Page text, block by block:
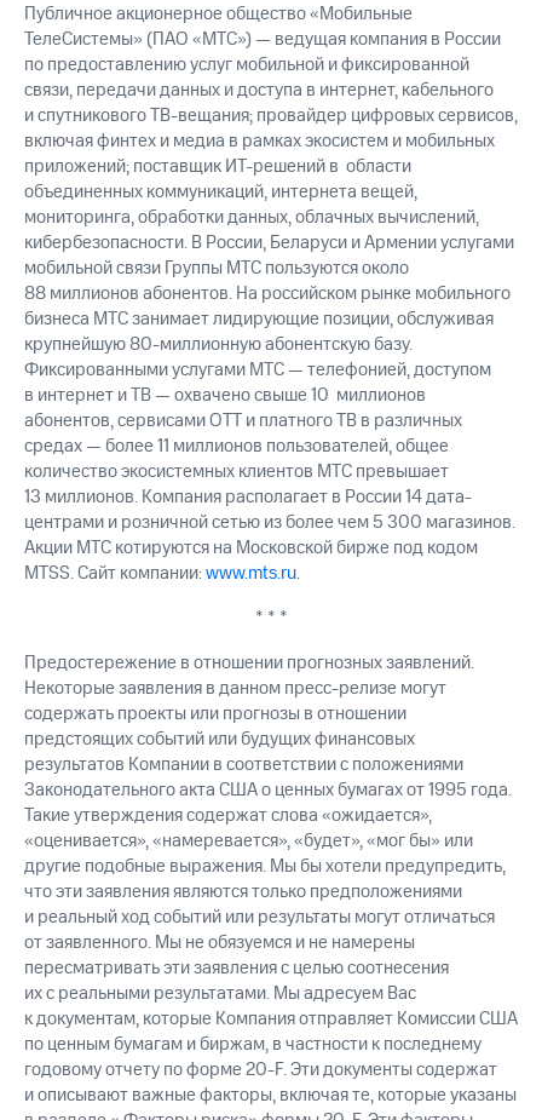
Публичное акционерное общество «Мобильные
ТелеСистемы» (ПАО «МТС») — ведущая компания в России
по предоставлению услуг мобильной и фиксированной
связи, передачи данных и доступа в интернет, кабельного
и спутникового ТВ-вещания; провайдер цифровых сервисов,
включая финтех и медиа в рамках экосистем и мобильных
приложений; поставщик ИТ-решений в области
объединенных коммуникаций, интернета вещей,
мониторинга, обработки данных, облачных вычислений,
кибербезопасности. В России, Беларуси и Армении услугами
мобильной связи Группы МТС пользуются около
88 миллионов абонентов. На российском рынке мобильного
бизнеса МТС занимает лидирующие позиции, обслуживая
крупнейшую 80-миллионную абонентскую базу.
Фиксированными услугами МТС — телефонией, доступом
в интернет и ТВ — охвачено свыше 10 миллионов
абонентов, сервисами OTT и платного ТВ в различных
средах — более 11 миллионов пользователей, общее
количество экосистемных клиентов МТС превышает
13 миллионов. Компания располагает в России 14 дата-
центрами и розничной сетью из более чем 5 300 магазинов.
Акции МТС котируются на Московской бирже под кодом
MTSS. Сайт компании:www.mts.ru.
* * *
Предостережение в отношении прогнозных заявлений.
Некоторые заявления в данном пресс-релизе могут
содержать проекты или прогнозы в отношении
предстоящих событий или будущих финансовых
результатов Компании в соответствии с положениями
Законодательного акта США о ценных бумагах от 1995 года.
Такие утверждения содержат слова «ожидается»,
«оценивается», «намеревается», «будет», «мог бы» или
другие подобные выражения. Мы бы хотели предупредить,
что эти заявления являются только предположениями
и реальный ход событий или результаты могут отличаться
от заявленного. Мы не обязуемся и не намерены
пересматривать эти заявления с целью соотнесения
их с реальными результатами. Мы адресуем Вас
к документам, которые Компания отправляет Комиссии США
по ценным бумагам и биржам, в частности к последнему
годовому отчету по форме 20-F. Эти документы содержат
и описывают важные факторы, включая те, которые указаны